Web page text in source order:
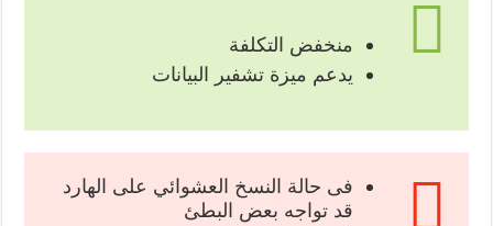
منخفض التكلفة
يدعم ميزة تشفير البيانات
فى حالة النسخ العشوائي على الهارد
قد تواجه بعض البطئ